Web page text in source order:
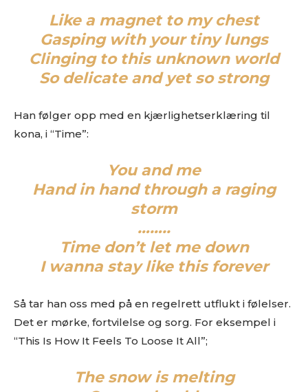
Like a magnet to my chest
Gasping with your tiny lungs
Clinging to this unknown world
So delicate and yet so strong
Han følger opp med en kjærlighetserklæring til
kona, i “Time”:
You and me
Hand in hand through a raging
storm
……..
Time don’t let me down
I wanna stay like this forever
Så tar han oss med på en regelrett utflukt i følelser.
Det er mørke, fortvilelse og sorg. For eksempel i
“This Is How It Feels To Loose It All”;
The snow is melting